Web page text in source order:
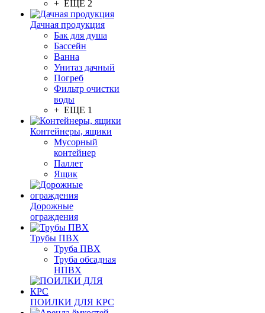
+ ЕЩЕ 2
Дачная продукция
Бак для душа
Бассейн
Ванна
Унитаз дачный
Погреб
Фильтр очистки
воды
+ ЕЩЕ 1
Контейнеры, ящики
Мусорный
контейнер
Паллет
Ящик
Дорожные
ограждения
Трубы ПВХ
Труба ПВХ
Труба обсадная
НПВХ
ПОИЛКИ ДЛЯ КРС